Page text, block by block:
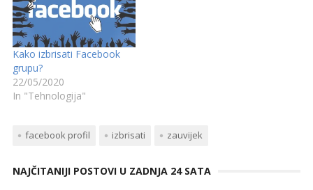
Kako izbrisati Facebook
grupu?
22/05/2020
In "Tehnologija"
facebook profil izbrisati zauvijek
NAJČITANIJI POSTOVI U ZADNJA 24 SATA